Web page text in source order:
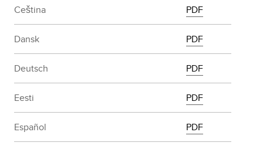
Ceština PDF
Dansk PDF
Deutsch PDF
Eesti PDF
Español PDF